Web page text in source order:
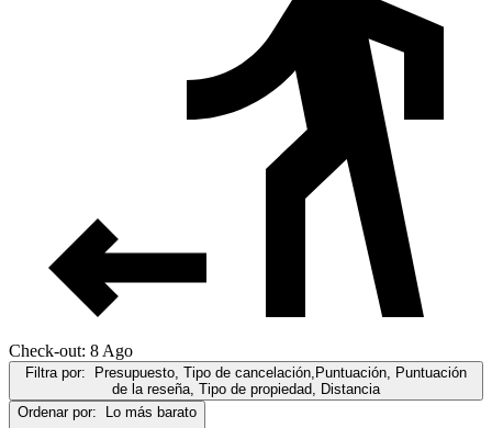
Check-out: 8 Ago
Filtra por:
Presupuesto, Tipo de cancelación,Puntuación, Puntuación
de la reseña, Tipo de propiedad, Distancia
Ordenar por:
Lo más barato